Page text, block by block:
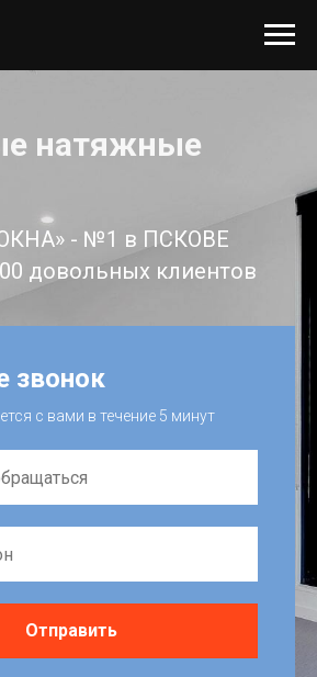
натяжные
- №1 в ПСКОВЕ
довольных клиентов
звонок
с вами в течение 5 минут
Отправить